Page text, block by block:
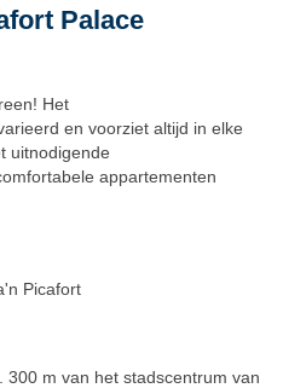
Palace
Het
en voorziet altijd in elke
uitnodigende
appartementen
Picafort
m van het stadscentrum van